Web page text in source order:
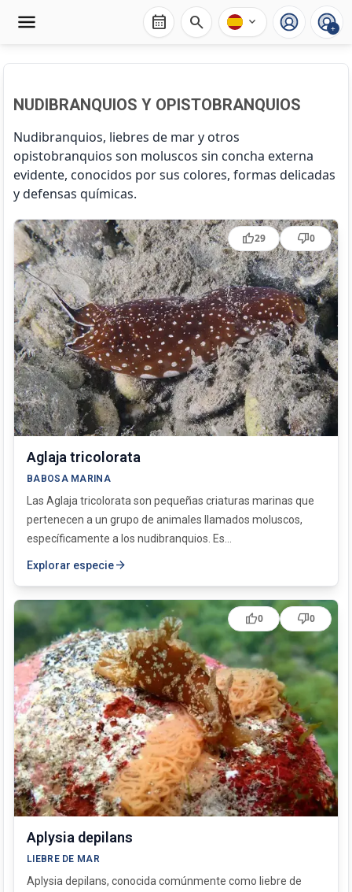
calendar_month search expand_more +
NUDIBRANQUIOS Y OPISTOBRANQUIOS
Nudibranquios, liebres de mar y otros
opistobranquios son moluscos sin concha externa
evidente, conocidos por sus colores, formas delicadas
y defensas químicas.
Aglaja tricolorata
Aplysia depilans
Aplysia fasciata
Cratena peregrina
Dondice banyulensis
Elysia timida
Felimare picta
Felimare villafranca
Felimida krohni
Flabellina affinis
Peltodoris atromaculata
Thuridilla hopei
Aglaja tricolorata
BABOSA MARINA
Las Aglaja tricolorata son pequeñas criaturas marinas que
pertenecen a un grupo de animales llamados moluscos,
específicamente a los nudibranquios. Es...
Explorar especiearrow_forward
thumb_up29 thumb_down0
Aplysia depilans
LIEBRE DE MAR
Aplysia depilans, conocida comúnmente como liebre de
thumb_up0 thumb_down0